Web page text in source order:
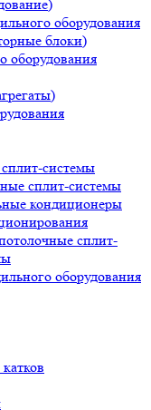
оборудования
блоки)
оборудования
системы
сплит-системы
кондиционеры
сплит-
оборудования